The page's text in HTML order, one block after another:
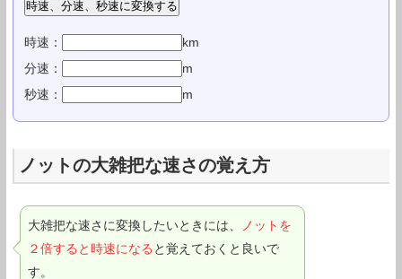
時速：
km
分速：
m
秒速：
m
ノットの大雑把な速さの覚え方
大雑把な速さに変換したいときには、
ノットを
２倍すると時速になる と覚えておくと良いで
す。